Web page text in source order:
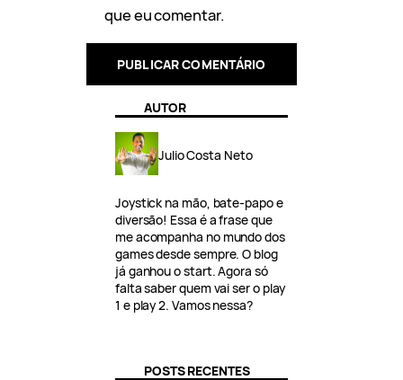
que eu comentar.
AUTOR
Julio Costa Neto
Joystick na mão, bate-papo e
diversão! Essa é a frase que
me acompanha no mundo dos
games desde sempre. O blog
já ganhou o start. Agora só
falta saber quem vai ser o play
1 e play 2. Vamos nessa?
POSTS RECENTES